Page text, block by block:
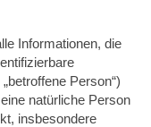
Informationen, die
Person“)
natürliche Person
insbesondere